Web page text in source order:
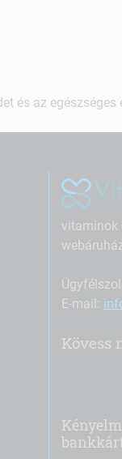
és az egészséges
vitaminok
E-mail:
Kövess